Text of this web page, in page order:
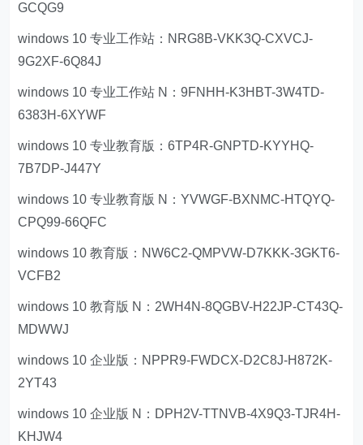
GCQG9
windows 10 专业工作站：NRG8B-VKK3Q-CXVCJ-
9G2XF-6Q84J
windows 10 专业工作站 N：9FNHH-K3HBT-3W4TD-
6383H-6XYWF
windows 10 专业教育版：6TP4R-GNPTD-KYYHQ-
7B7DP-J447Y
windows 10 专业教育版 N：YVWGF-BXNMC-HTQYQ-
CPQ99-66QFC
windows 10 教育版：NW6C2-QMPVW-D7KKK-3GKT6-
VCFB2
windows 10 教育版 N：2WH4N-8QGBV-H22JP-CT43Q-
MDWWJ
windows 10 企业版：NPPR9-FWDCX-D2C8J-H872K-
2YT43
windows 10 企业版 N：DPH2V-TTNVB-4X9Q3-TJR4H-
KHJW4